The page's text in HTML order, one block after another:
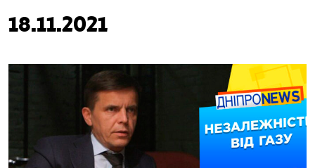
18.11.2021